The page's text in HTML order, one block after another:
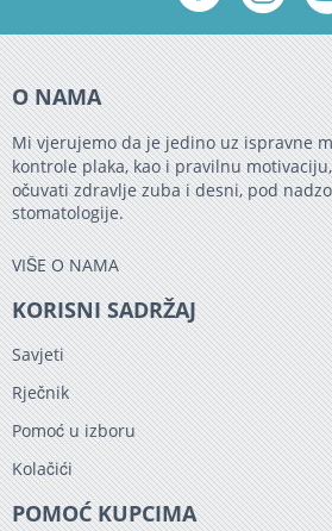
O NAMA
Mi vjerujemo da je jedino uz ispravne
kontrole plaka, kao i pravilnu
očuvati zdravlje zuba i desni, pod
stomatologije.
VIŠE O NAMA
KORISNI SADRŽAJ
Savjeti
Rječnik
Pomoć u izboru
Kolačići
POMOĆ KUPCIMA